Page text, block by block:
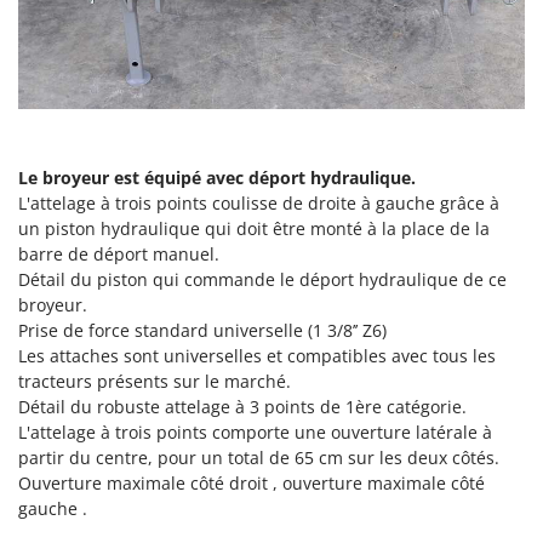
Pulvérisateurs
Pulvérisateurs portés
R
Rafraîchisseurs d'air par évaporation
Râpes à fromage électriques
Râteaux pour tracteur
Remplisseuses
Robots nettoyeurs de piscine
Robots Tondeuses
Rogneuses de souches
Rouleaux pour tracteur
S
Scies à os
Scies à Ruban
GRIFO
GVS
GYS
Helvi
Henx
HiKOKI
Honda
I
Idromatic
Il-Tec
Imperia
Infaco
Le broyeur est équipé avec déport hydraulique.
L'attelage à trois points coulisse de droite à gauche grâce à
un piston hydraulique qui doit être monté à la place de la
barre de déport manuel.
Détail du piston qui commande le déport hydraulique de ce
broyeur.
Prise de force standard universelle (1 3/8’’ Z6)
Les attaches sont universelles et compatibles avec tous les
tracteurs présents sur le marché.
Détail du robuste attelage à 3 points de 1ère catégorie.
L'attelage à trois points comporte une ouverture latérale à
partir du centre, pour un total de 65 cm sur les deux côtés.
Ouverture maximale côté droit , ouverture maximale côté
gauche .